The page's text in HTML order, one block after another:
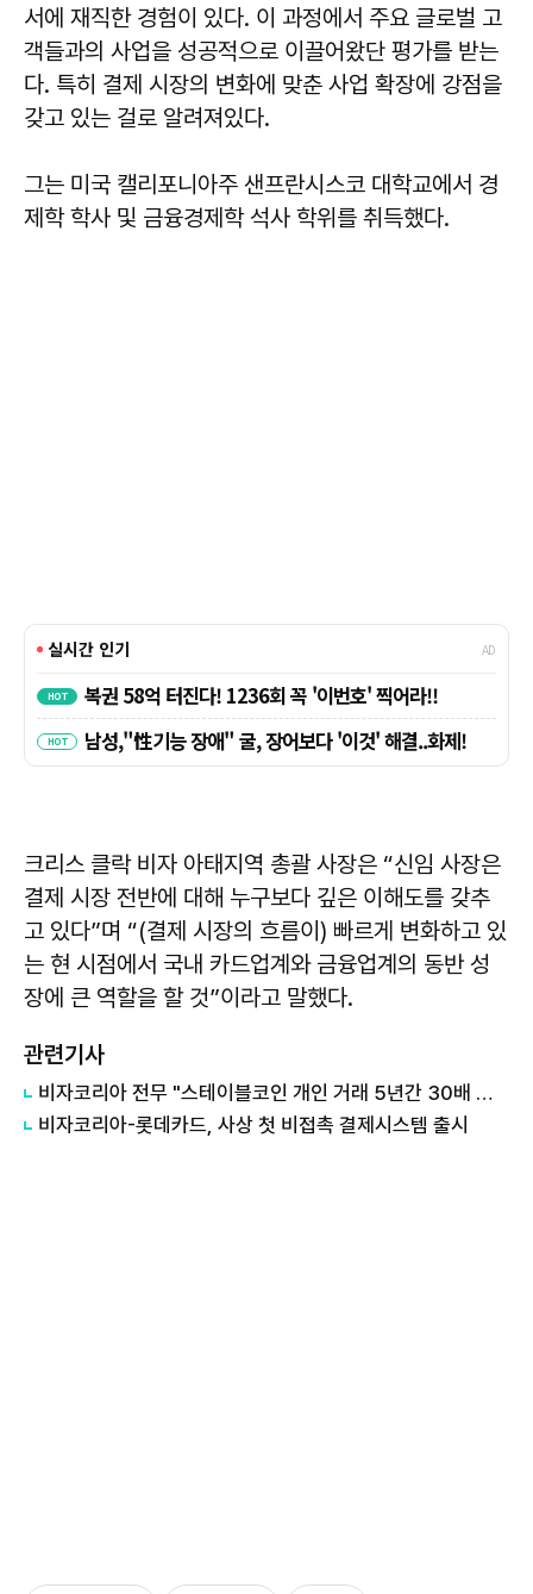
서에 재직한 경험이 있다. 이 과정에서 주요 글로벌 고
객들과의 사업을 성공적으로 이끌어왔단 평가를 받는
다. 특히 결제 시장의 변화에 맞춘 사업 확장에 강점을
갖고 있는 걸로 알려져있다.
그는 미국 캘리포니아주 샌프란시스코 대학교에서 경
제학 학사 및 금융경제학 석사 학위를 취득했다.
크리스 클락 비자 아태지역 총괄 사장은 “신임 사장은
결제 시장 전반에 대해 누구보다 깊은 이해도를 갖추
고 있다”며 “(결제 시장의 흐름이) 빠르게 변화하고 있
는 현 시점에서 국내 카드업계와 금융업계의 동반 성
장에 큰 역할을 할 것”이라고 말했다.
관련기사
비자코리아 전무 "스테이블코인 개인 거래 5년간 30배 성장…퍼스트 무버가 시장 선점할 것"
비자코리아-롯데카드, 사상 첫 비접촉 결제시스템 출시